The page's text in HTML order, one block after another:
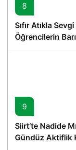
8
Sıfır Atıkla
Öğrencilerin
Proje
9
Siirt’te Nadide
Gündüz Aktiflik